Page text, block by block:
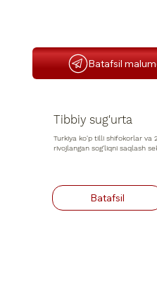
Batafsil
Tibbiy sug'urta
Turkiya ko'p tilli shifokorlar va
rivojlangan sog'liqni saqlash